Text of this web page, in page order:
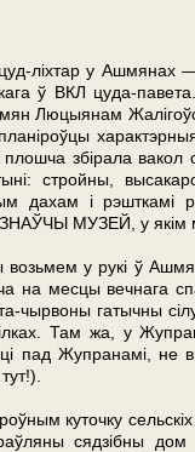
ліхтар у
ў ВКЛ цуда-
Люцыянам
збірала
стройны,
дахам і
МУЗЕЙ, у якім
возьмем у рукі ў
на месцы вечнага
чырвоны гатычны
Там жа, у
пад Жупранамі, не
куточку
сядзібны